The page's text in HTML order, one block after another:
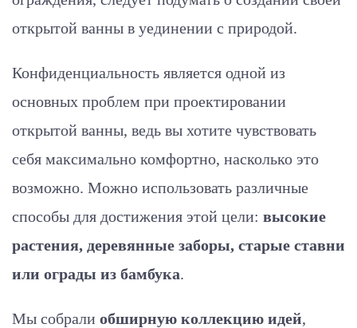
открытой ванны в уединении с природой.
Конфиденциальность является одной из
основных проблем при проектировании
открытой ванны, ведь вы хотите чувствовать
себя максимально комфортно, насколько это
возможно. Можно использовать различные
способы для достижения этой цели: высокие
растения, деревянные заборы, старые ставни
или ограды из бамбука.
Мы собрали обширную коллекцию идей,